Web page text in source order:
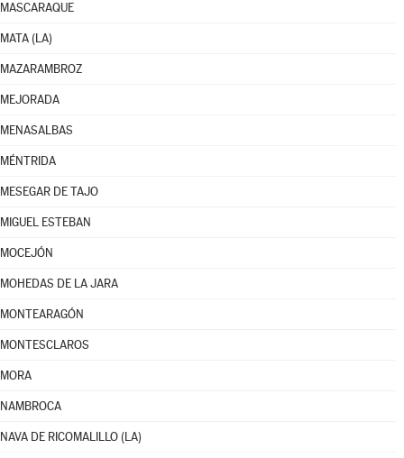
MASCARAQUE
MATA (LA)
MAZARAMBROZ
MEJORADA
MENASALBAS
MÉNTRIDA
MESEGAR DE TAJO
MIGUEL ESTEBAN
MOCEJÓN
MOHEDAS DE LA JARA
MONTEARAGÓN
MONTESCLAROS
MORA
NAMBROCA
NAVA DE RICOMALILLO (LA)